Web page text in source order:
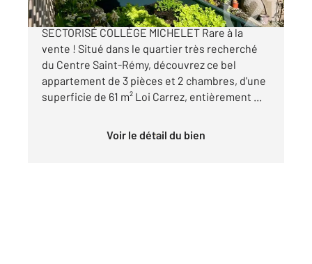
VANVES 3 PIÈCES LUMINEUX TERRASSE
SECTORISÉ COLLÈGE MICHELET Rare à la
vente ! Situé dans le quartier très recherché
du Centre Saint-Rémy, découvrez ce bel
appartement de 3 pièces et 2 chambres, d'une
superficie de 61 m² Loi Carrez, entièrement ...
Voir le détail du bien